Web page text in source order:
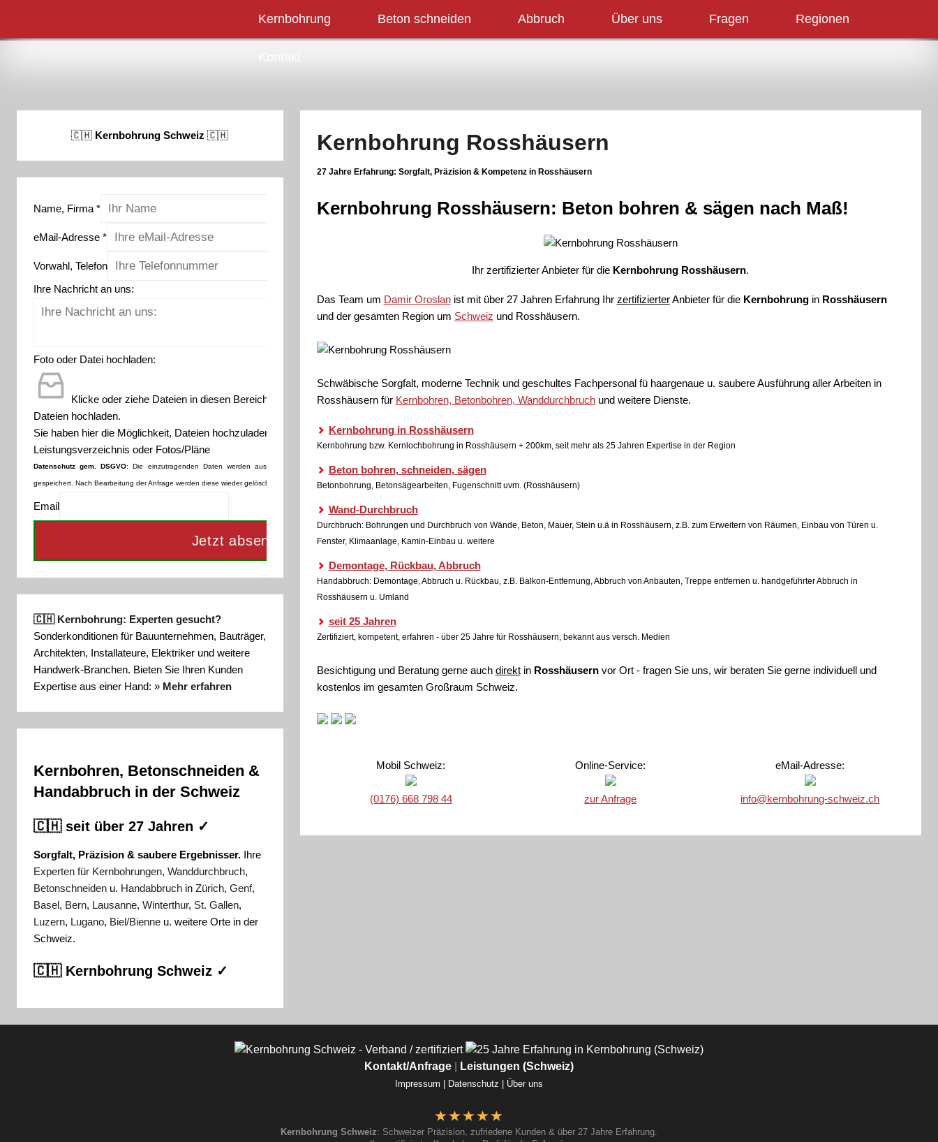
springen
Leistungen (KA) Medien FAQ (Häufige Fragen) 🇨🇭 Über uns Partner News
Kernbohrung Rosshäusern
27 Jahre Erfahrung: Sorgfalt, Präzision & Kompetenz in Rosshäusern
Kernbohrung Rosshäusern: Beton bohren & sägen nach Maß!
Ihr zertifizierter Anbieter für die Kernbohrung Rosshäusern.
Das Team um Damir Oroslanist mit über 27 Jahren Erfahrung Ihr zertifizierterAnbieter für die Kernbohrungin Rosshäusern
und der gesamten Region um Schweiz und Rosshäusern.
Schwäbische Sorgfalt, moderne Technik und geschultes Fachpersonal fü haargenaue u. saubere Ausführung aller Arbeiten in
Rosshäusern für Kernbohren, Betonbohren, Wanddurchbruchund weitere Dienste.
Kernbohrung in Rosshäusern
Kernbohrung bzw. Kernlochbohrung in Rosshäusern + 200km, seit mehr als 25 Jahren Expertise in der Region
Beton bohren, schneiden, sägen
Betonbohrung, Betonsägearbeiten, Fugenschnitt uvm. (Rosshäusern)
Wand-Durchbruch
Durchbruch: Bohrungen und Durchbruch von Wände, Beton, Mauer, Stein u.ä in Rosshäusern, z.B. zum Erweitern von Räumen, Einbau von Türen u.
Fenster, Klimaanlage, Kamin-Einbau u. weitere
Demontage, Rückbau, Abbruch
Handabbruch: Demontage, Abbruch u. Rückbau, z.B. Balkon-Entfernung, Abbruch von Anbauten, Treppe entfernen u. handgeführter Abbruch in
Rosshäusern u. Umland
seit 25 Jahren
Zertifiziert, kompetent, erfahren - über 25 Jahre für Rosshäusern, bekannt aus versch. Medien
Besichtigung und Beratung gerne auch direktin Rosshäusernvor Ort - fragen Sie uns, wir beraten Sie gerne individuell und
kostenlos im gesamten Großraum Schweiz.
Mobil Schweiz:
(0176) 668 798 44
Online-Service:
zur Anfrage
eMail-Adresse:
info@kernbohrung-schweiz.ch
🇨🇭 Kernbohrung Schweiz 🇨🇭
Name, Firma *
eMail-Adresse *
Vorwahl, Telefon
Ihre Nachricht an uns:
Foto oder Datei hochladen:
Klicke oder ziehe Dateien in diesen Bereich zum Hochladen. Du kannst bis zu 3
Dateien hochladen.
Sie haben hier die Möglichkeit, Dateien hochzuladen (falls notwendig), z.B.
Leistungsverzeichnis oder Fotos/Pläne
Datenschutz gem. DSGVO: Die einzutragenden Daten werden ausschließlich zur Bearbeitung Ihre Anfrage erhoben und
gespeichert. Nach Bearbeitung der Anfrage werden diese wieder gelöscht. Mehr darüber.
Email
Jetzt absenden
🇨🇭 Kernbohrung: Experten gesucht?
Sonderkonditionen für Bauunternehmen, Bauträger,
Architekten, Installateure, Elektriker und weitere
Handwerk-Branchen. Bieten Sie Ihren Kunden
Expertise aus einer Hand: » Mehr erfahren
Kernbohren, Betonschneiden &
Handabbruch in der Schweiz
🇨🇭 seit über 27 Jahren ✓
Sorgfalt, Präzision & saubere Ergebnisser. Ihre
Experten für Kernbohrungen, Wanddurchbruch,
Betonschneiden u. Handabbruch in Zürich, Genf,
Basel, Bern, Lausanne, Winterthur, St. Gallen,
Luzern, Lugano, Biel/Bienne u. weitere Orte in der
Schweiz.
🇨🇭 Kernbohrung Schweiz ✓
Kontakt/Anfrage Leistungen (Schweiz)
Impressum | Datenschutz | Über uns
Kernbohrung Schweiz: Schweizer Präzision, zufriedene Kunden & über 27 Jahre Erfahrung.
Kernbohrung Beton schneiden Abbruch Über uns Fragen Regionen